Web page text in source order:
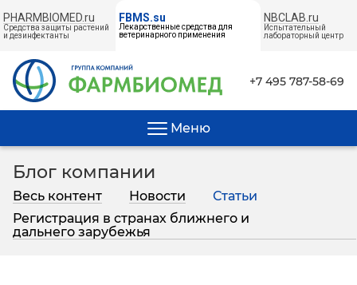
PHARMBIOMED.ru
Средства защиты растений
и дезинфектанты
FBMS.su
Лекарственные средства для
ветеринарного применения
NBCLAB.ru
Испытательный
лабораторный центр
← НА ГЛАВНУЮ
+7 495 787-58-69
Меню
Блог компании
Весь контент Новости
Статьи
Регистрация в странах ближнего и
дальнего зарубежья